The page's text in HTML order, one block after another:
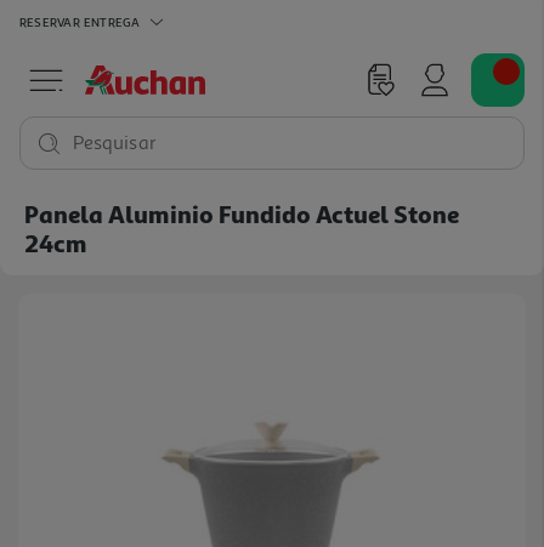
RESERVAR ENTREGA
Pesquisar
Panela Aluminio Fundido Actuel Stone
24cm